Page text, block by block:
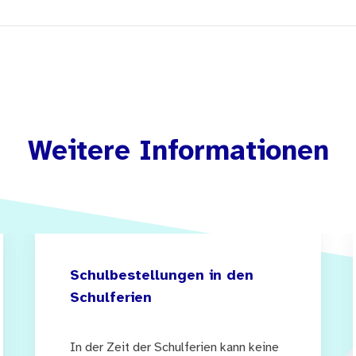
Weitere Informationen
Schulbestellungen in den
Schulferien
In der Zeit der Schulferien kann keine